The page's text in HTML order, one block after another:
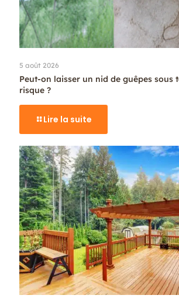
5 août 2026
Peut-on laisser un nid de guêpes sous
risque ?
Lire la suite